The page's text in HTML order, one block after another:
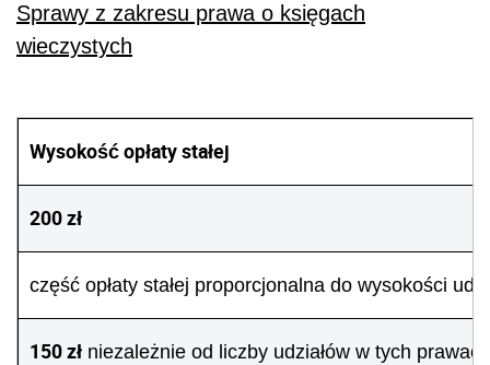
Sprawy z zakresu prawa o księgach
wieczystych
Wysokość opłaty stałej
200 zł
część opłaty stałej proporcjonalna do wysokości
150 zł niezależnie od liczby udziałów w tych prawach